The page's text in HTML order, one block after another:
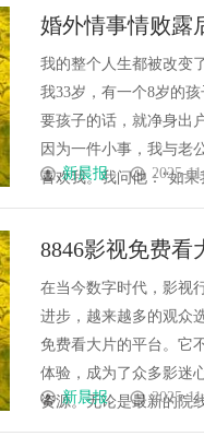
婚外情事情败露
我的整个人生都被改变
我33岁，有一个8岁的
要孩子的话，就净身出
因为一件小事，我与老
喜欢我。我问他：“如
新晨报 2025-
8846影视免费看
在当今数字时代，影视
进步，越来越多的观众
免费看大片的平台。它
体验，成为了众多影迷
资源。无论是最新的院
新晨报 2025-